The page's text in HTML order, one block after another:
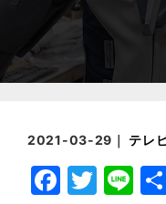
2021-03-29｜ テレ
F
T
Li